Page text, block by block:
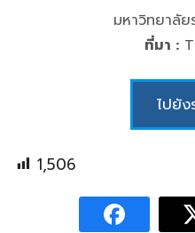
มหาวิทยาลั
ที่มา :
ไปยัง
1,506